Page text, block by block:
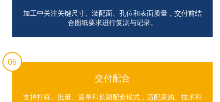
加工中关注关键尺寸、装配面、孔位和表面质量，交付前结
合图纸要求进行复测与记录。
06
交付配合
支持打样、批量、返单和长期配套模式，适配采购、技术和